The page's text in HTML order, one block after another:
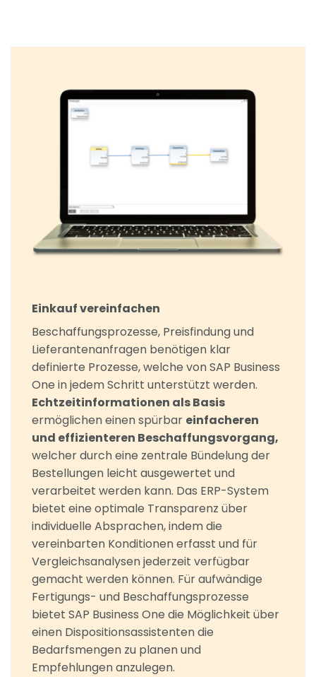
Einkauf vereinfachen
Beschaffungsprozesse, Preisfindung und
Lieferantenanfragen benötigen klar
definierte Prozesse, welche von SAP Business
One in jedem Schritt unterstützt werden.
Echtzeitinformationen als Basis
ermöglichen einen spürbar einfacheren
und effizienteren Beschaffungsvorgang,
welcher durch eine zentrale Bündelung der
Bestellungen leicht ausgewertet und
verarbeitet werden kann. Das ERP-System
bietet eine optimale Transparenz über
individuelle Absprachen, indem die
vereinbarten Konditionen erfasst und für
Vergleichsanalysen jederzeit verfügbar
gemacht werden können. Für aufwändige
Fertigungs- und Beschaffungsprozesse
bietet SAP Business One die Möglichkeit über
einen Dispositionsassistenten die
Bedarfsmengen zu planen und
Empfehlungen anzulegen.